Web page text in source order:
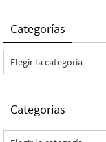
Categorías
Categorías
Categorías
Categorías